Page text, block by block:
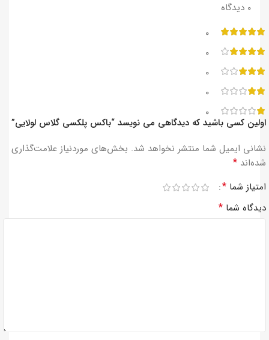
‫۰ دیدگاه
۰
۰
۰
۰
۰
اولین کسی باشید که دیدگاهی می نویسد “باکس پلکسی گلاس لولایی”
نشانی ایمیل شما منتشر نخواهد شد. بخش‌های موردنیاز علامت‌گذاری
شده‌اند *
امتیاز شما *
دیدگاه شما *